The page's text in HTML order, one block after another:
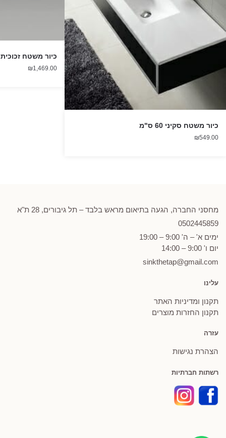
כיור משטח סקיני 60 ס"מ
₪549.00
כיור משטח זכוכית 120 ס"מ
₪1,469.00
מחסני החברה, הגעה בתיאום מראש בלבד – תל גיבורים, 28 ת"א
0502445859
ימים א' – ה' 9:00 – 19:00
יום ו' 9:00 – 14:00
sinkthetap@gmail.com
עלינו
תקנון ומדיניות האתר
תקנון החזרות מוצרים
עזרה
הצהרת נגישות
רשתות חברתיות